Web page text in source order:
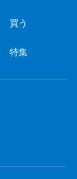
買う
特集